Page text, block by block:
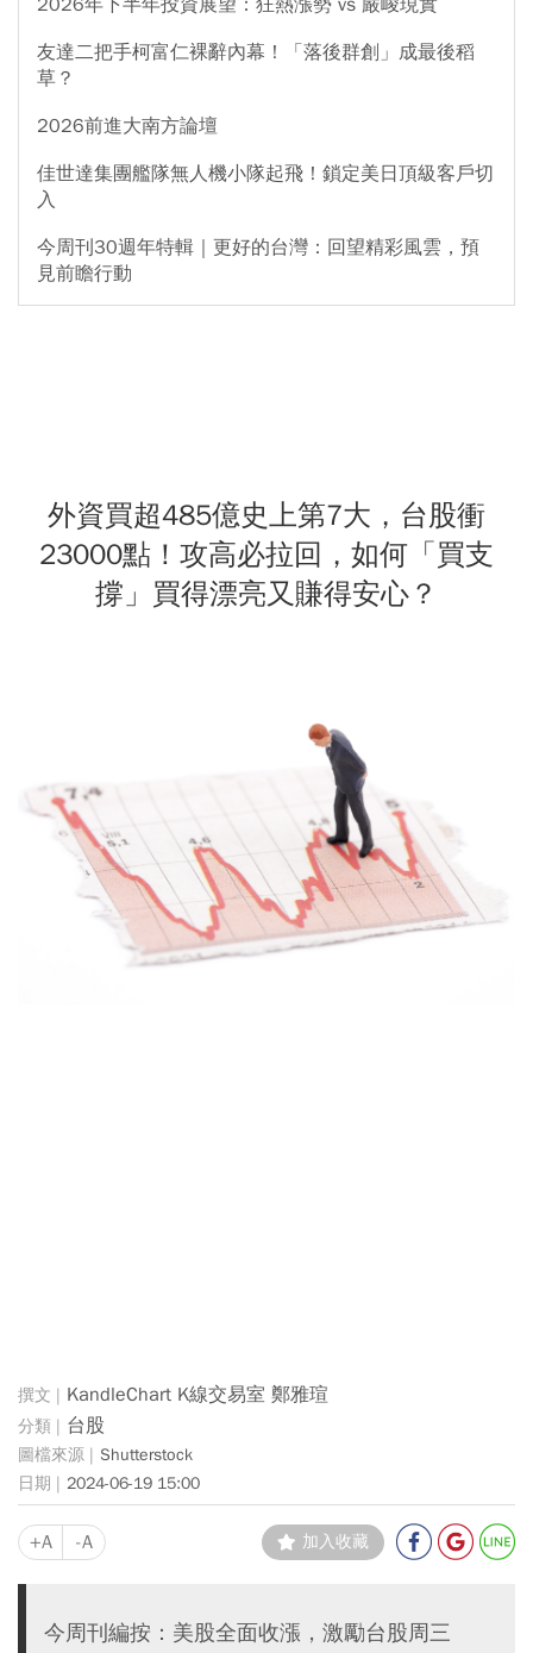
友達二把手柯富仁裸辭內幕！「落後群創」成最後稻
草？
2026前進大南方論壇
佳世達集團艦隊無人機小隊起飛！鎖定美日頂級客戶切
入
今周刊30週年特輯｜更好的台灣：回望精彩風雲，預
見前瞻行動
外資買超485億史上第7大，台股衝
23000點！攻高必拉回，如何「買支
撐」買得漂亮又賺得安心？
KandleChart K線交易室 鄭雅瑄
台股
Shutterstock
2024-06-19 15:00
+A -A 加入收藏
今周刊編按：美股全面收漲，激勵台股周三